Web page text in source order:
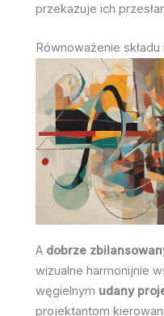
przekazuje ich
Równoważenie składu
A dobrze
wizualne harmonijnie
węgielnym udany
projektantom